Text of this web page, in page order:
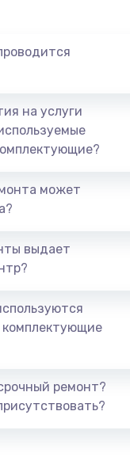
на услуги
может
выдает
комплектующие
ремонт?